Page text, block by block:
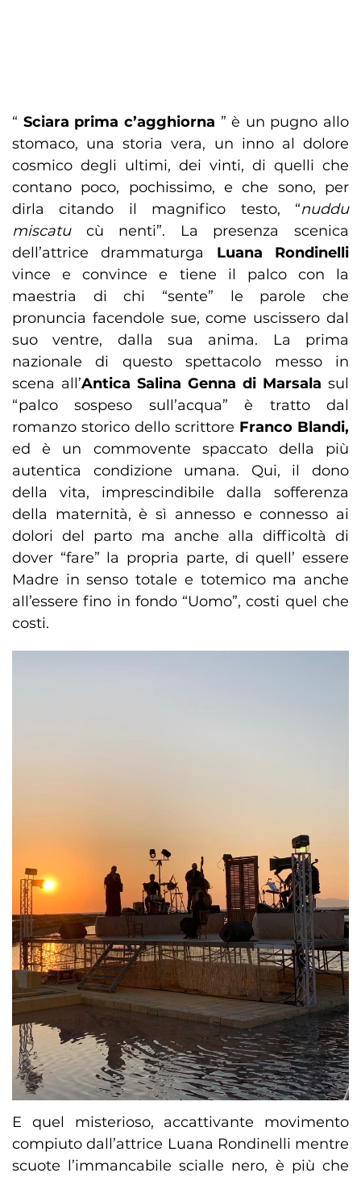
“ Sciara prima c’agghiorna ” è un pugno allo
stomaco, una storia vera, un inno al dolore
cosmico degli ultimi, dei vinti, di quelli che
contano poco, pochissimo, e che sono, per
dirla citando il magnifico testo, “nuddu
miscatu cù nenti”. La presenza scenica
dell’attrice drammaturga Luana Rondinelli
vince e convince e tiene il palco con la
maestria di chi “sente” le parole che
pronuncia facendole sue, come uscissero dal
suo ventre, dalla sua anima. La prima
nazionale di questo spettacolo messo in
scena all’Antica Salina Genna di Marsala sul
“palco sospeso sull’acqua” è tratto dal
romanzo storico dello scrittore Franco Blandi,
ed è un commovente spaccato della più
autentica condizione umana. Qui, il dono
della vita, imprescindibile dalla sofferenza
della maternità, è sì annesso e connesso ai
dolori del parto ma anche alla difficoltà di
dover “fare” la propria parte, di quell’ essere
Madre in senso totale e totemico ma anche
all’essere fino in fondo “Uomo”, costi quel che
costi.
E quel misterioso, accattivante movimento
compiuto dall’attrice Luana Rondinelli mentre
scuote l’immancabile scialle nero, è più che